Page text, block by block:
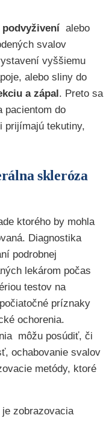
podvyživení alebo
svalov
vyššiemu
alebo sliny do
a zápal. Preto sa
pacientom do
prijímajú tekutiny,
skleróza
ktorého by mohla
Diagnostika
podrobnej
lekárom počas
testov na
príznaky
ochorenia.
môžu posúdiť, či
ochabovanie svalov
metódy, ktoré
je zobrazovacia